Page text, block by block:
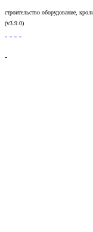
строительство оборудование,
(v3.9.0)